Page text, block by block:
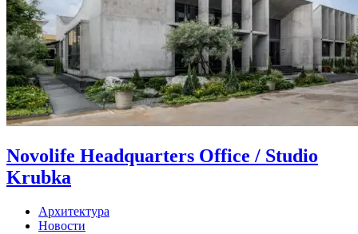
Novolife Headquarters Office / Studio
Krubka
Архитектура
Новости